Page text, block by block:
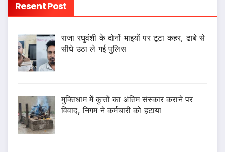
Resent Post
राजा रघुवंशी के दोनों भाइयों पर टूटा कहर, ढाबे से
सीधे उठा ले गई पुलिस
मुक्तिधाम में कुत्तों का अंतिम संस्कार कराने पर
विवाद, निगम ने कर्मचारी को हटाया